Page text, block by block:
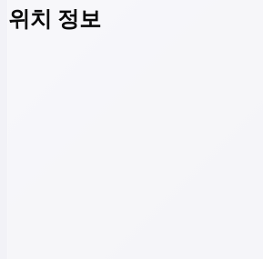
위치 정보